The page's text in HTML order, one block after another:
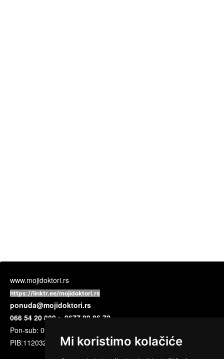
Mi koristimo kolačiće
www.mojidoktori.rs
https://linktr.ee/mojidoktori.rs
ponuda@mojidoktori.rs
066 54 20 809 ; 0677 89 86 72
Pon-sub: 09:00 do 17:00 časova
PIB:112032720